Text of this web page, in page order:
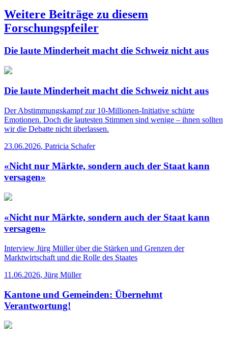
Weitere Beiträge zu diesem
Forschungspfeiler
Die laute Minderheit macht die Schweiz nicht aus
Die laute Minderheit macht die Schweiz nicht aus
Der Abstimmungskampf zur 10-Millionen-Initiative schürte
Emotionen. Doch die lautesten Stimmen sind wenige – ihnen sollten
wir die Debatte nicht überlassen.
23.06.2026, Patricia Schafer
«Nicht nur Märkte, sondern auch der Staat kann
versagen»
«Nicht nur Märkte, sondern auch der Staat kann
versagen»
Interview Jürg Müller über die Stärken und Grenzen der
Marktwirtschaft und die Rolle des Staates
11.06.2026, Jürg Müller
Kantone und Gemeinden: Übernehmt
Verantwortung!